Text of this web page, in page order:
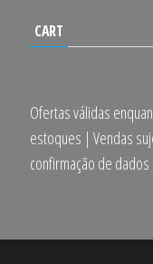
CART
Ofertas válidas
estoques | Vendas
confirmação de